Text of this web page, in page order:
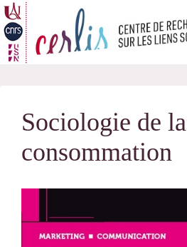
Passer
au
contenu
Sociologie de la
consommation